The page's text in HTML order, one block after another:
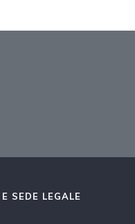
SEDE LEGALE